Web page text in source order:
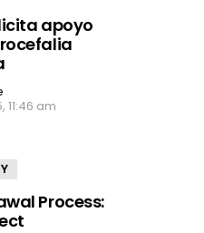
apoyo
am
Process: